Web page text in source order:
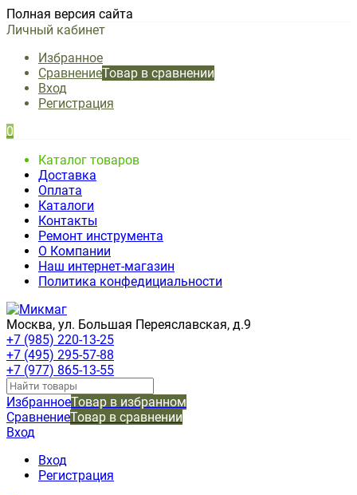
Полная версия сайта
Личный кабинет
Избранное
СравнениеТовар в сравнении
Вход
Регистрация
0
Каталог товаров
Доставка
Оплата
Каталоги
Контакты
Ремонт инструмента
О Компании
Наш интернет-магазин
Политика конфедициальности
Москва, ул. Большая Переяславская, д.9
+7 (985) 220-13-25
+7 (495) 295-57-88
+7 (977) 865-13-55
ИзбранноеТовар в избранном
СравнениеТовар в сравнении
Вход
Вход
Регистрация